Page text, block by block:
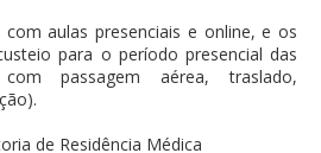
aulas presenciais e online, e os
para o período presencial das
com passagem aérea, traslado,
de Residência Médica